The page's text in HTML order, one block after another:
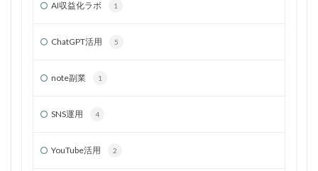
AI収益化ラボ 1
ChatGPT活用 5
note副業 1
SNS運用 4
YouTube活用 2